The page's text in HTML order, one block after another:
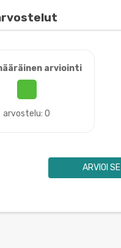
arviointi
arvostelu: 0
ARVIOI SE